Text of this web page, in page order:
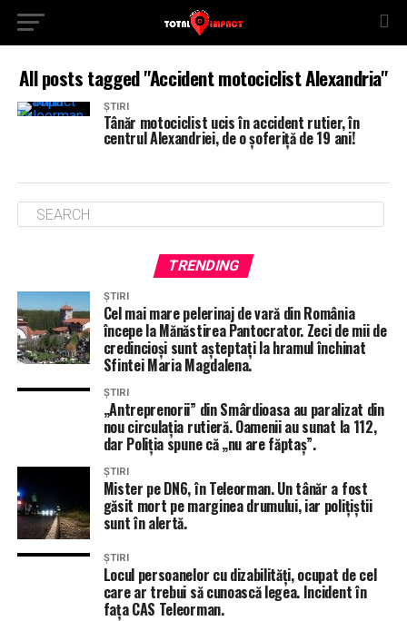
All posts tagged "Accident motociclist Alexandria"
ȘTIRI
Tânăr motociclist ucis în accident rutier, în
centrul Alexandriei, de o șoferiță de 19 ani!
TRENDING
ȘTIRI
Cel mai mare pelerinaj de vară din România
începe la Mănăstirea Pantocrator. Zeci de mii de
credincioși sunt așteptați la hramul închinat
Sfintei Maria Magdalena.
ȘTIRI
„Antreprenorii” din Smârdioasa au paralizat din
nou circulația rutieră. Oamenii au sunat la 112,
dar Poliția spune că „nu are făptaș”.
ȘTIRI
Mister pe DN6, în Teleorman. Un tânăr a fost
găsit mort pe marginea drumului, iar polițiștii
sunt în alertă.
ȘTIRI
Locul persoanelor cu dizabilități, ocupat de cel
care ar trebui să cunoască legea. Incident în
fața CAS Teleorman.